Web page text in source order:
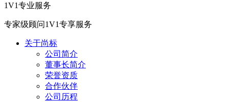
1V1专业服务
专家级顾问1V1专享服务
关于尚标
公司简介
董事长简介
荣誉资质
合作伙伴
公司历程